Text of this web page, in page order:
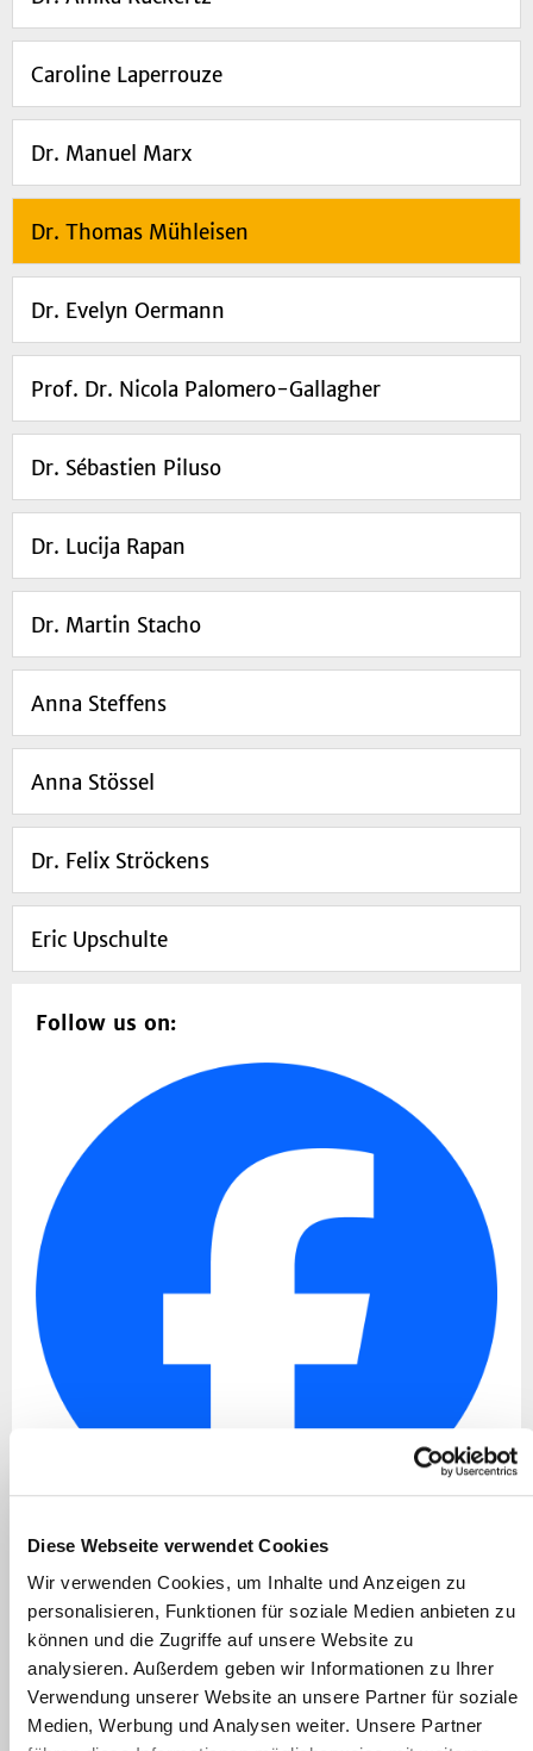
Diese Webseite verwendet Cookies
Wir verwenden Cookies, um Inhalte und Anzeigen zu
personalisieren, Funktionen für soziale Medien anbieten zu
können und die Zugriffe auf unsere Website zu
analysieren. Außerdem geben wir Informationen zu Ihrer
Verwendung unserer Website an unsere Partner für soziale
Medien, Werbung und Analysen weiter. Unsere Partner
Caroline Laperrouze
Dr. Manuel Marx
Dr. Thomas Mühleisen
Dr. Evelyn Oermann
Prof. Dr. Nicola Palomero-Gallagher
Dr. Sébastien Piluso
Dr. Lucija Rapan
Dr. Martin Stacho
Anna Steffens
Anna Stössel
Dr. Felix Ströckens
Eric Upschulte
Follow us on: